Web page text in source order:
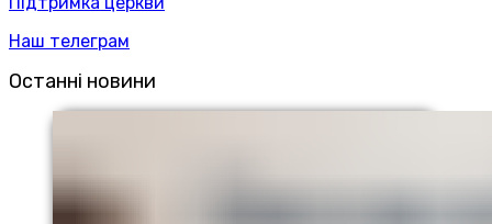
Наш телеграм
Останні новини